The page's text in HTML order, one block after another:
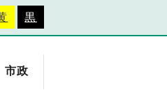
黒
市政